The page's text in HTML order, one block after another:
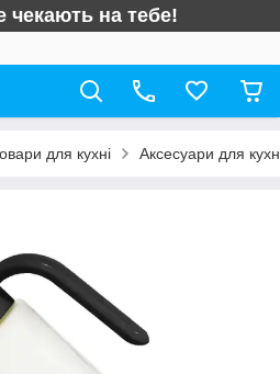
чекають на тебе!
для кухні Аксесуари для